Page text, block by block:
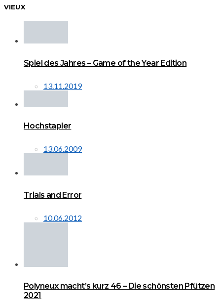
VIEUX
Spiel des Jahres – Game of the Year Edition
13.11.2019
Hochstapler
13.06.2009
Trials and Error
10.06.2012
Polyneux macht’s kurz 46 – Die schönsten Pfützen
2021